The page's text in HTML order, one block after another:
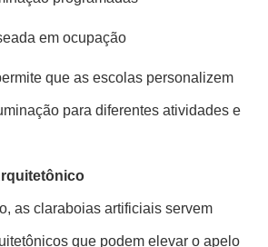
em ocupação
que as escolas personalizem
para diferentes atividades e
as claraboias artificiais servem
que podem elevar o apelo